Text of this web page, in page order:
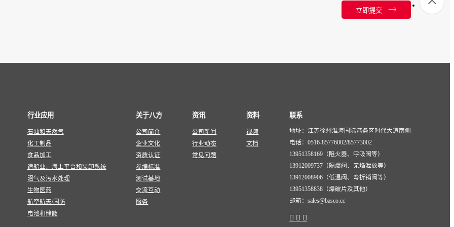
立即提交
行业应用
石油和天然气
化工制品
食品加工
造船业、海上平台和装卸系统
沼气及污水处理
生物医药
航空航天/国防
电池和储能
关于八方
公司简介
企业文化
资质认证
参编标准
测试基地
交流互动
服务
资讯
公司新闻
行业动态
常见问题
资料
视频
文档
联系
地址：江苏徐州淮海国际港务区时代大道南侧
电话：0516-85776002/85773002
13951358169（阻火器、呼吸阀等）
13912009737（隔爆阀、无焰泄放等）
13912008906（低温阀、弯折销阀等）
13951358838（爆破片及其他）
邮箱：sales@basco.cc